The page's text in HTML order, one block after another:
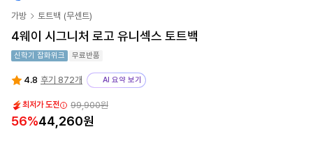
가방 토트백 (무센트)
4웨이 시그니처 로고 유니섹스 토트백
신학기 잡화위크 무료반품
4.8 후기 872개 AI 요약 보기
최저가 도전 99,900원
56%44,260원